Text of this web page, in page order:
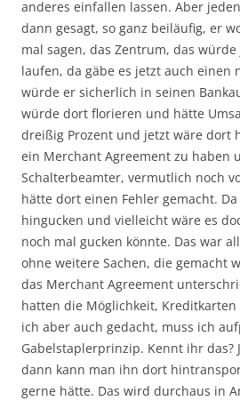
anderes einfallen lassen. Aber
dann gesagt, so ganz beiläufig, er
mal sagen, das Zentrum, das
laufen, da gäbe es jetzt auch einen
würde er sicherlich in seinen
würde dort florieren und hätte
dreißig Prozent und jetzt wäre dort
ein Merchant Agreement zu haben
Schalterbeamter, vermutlich noch
hätte dort einen Fehler gemacht.
hingucken und vielleicht wäre es
noch mal gucken könnte. Das war
ohne weitere Sachen, die gemacht
das Merchant Agreement
hatten die Möglichkeit,
ich aber auch gedacht, muss ich
Gabelstaplerprinzip. Kennt ihr das?
dann kann man ihn dort
gerne hätte. Das wird durchaus in